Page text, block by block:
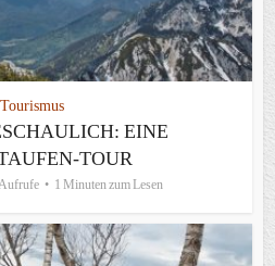
Tourismus
EINE
TOUR
1 Minuten zum Lesen